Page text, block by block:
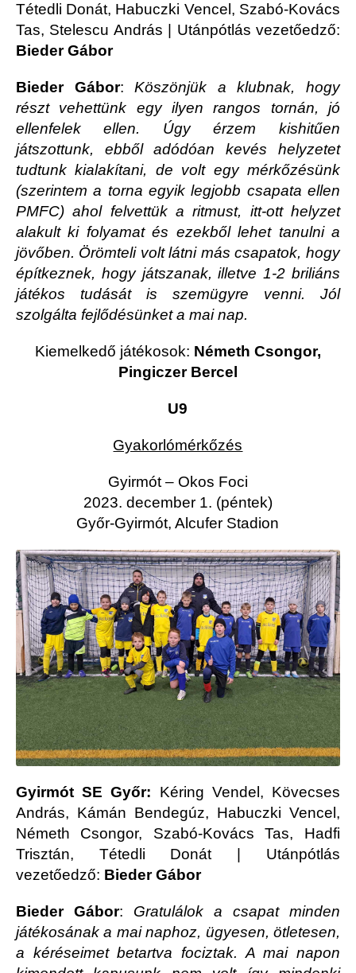
Tétedli Donát, Habuczki Vencel, Szabó-Kovács
Tas, Stelescu András | Utánpótlás vezetőedző:
Bieder Gábor
Bieder Gábor: Köszönjük a klubnak, hogy
részt vehettünk egy ilyen rangos tornán, jó
ellenfelek ellen. Úgy érzem kishitűen
játszottunk, ebből adódóan kevés helyzetet
tudtunk kialakítani, de volt egy mérkőzésünk
(szerintem a torna egyik legjobb csapata ellen
PMFC) ahol felvettük a ritmust, itt-ott helyzet
alakult ki folyamat és ezekből lehet tanulni a
jövőben. Örömteli volt látni más csapatok, hogy
építkeznek, hogy játszanak, illetve 1-2 briliáns
játékos tudását is szemügyre venni. Jól
szolgálta fejlődésünket a mai nap.
Kiemelkedő játékosok: Németh Csongor,
Pingiczer Bercel
U9
Gyakorlómérkőzés
Gyirmót – Okos Foci
2023. december 1. (péntek)
Győr-Gyirmót, Alcufer Stadion
Gyirmót SE Győr: Kéring Vendel, Kövecses
András, Kámán Bendegúz, Habuczki Vencel,
Németh Csongor, Szabó-Kovács Tas, Hadfi
Trisztán, Tétedli Donát | Utánpótlás
vezetőedző: Bieder Gábor
Bieder Gábor: Gratulálok a csapat minden
játékosának a mai naphoz, ügyesen, ötletesen,
a kéréseimet betartva fociztak. A mai napon